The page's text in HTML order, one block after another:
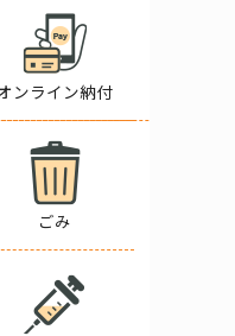
ンライン納付
ごみ